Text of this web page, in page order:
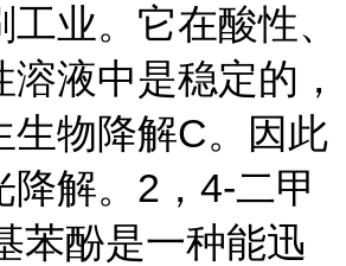
业。它在酸性、
液中是稳定的，
生物降解C。因此
降解。2，4-二甲
苯酚是一种能迅